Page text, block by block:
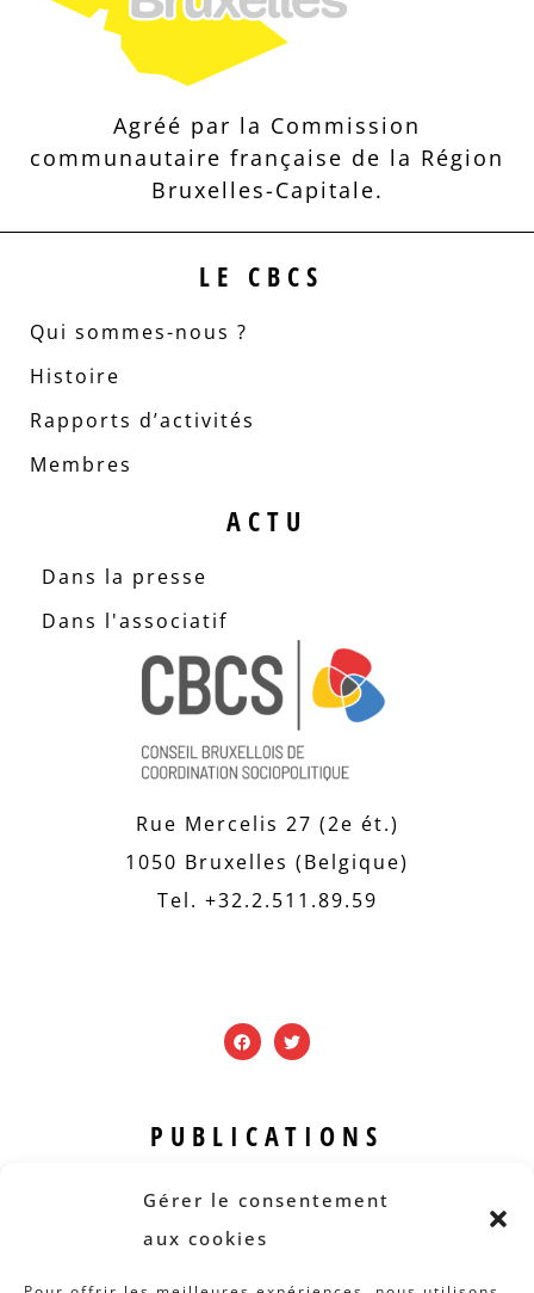
Gérer le consentement
aux cookies
Agréé par la Commission
communautaire française de la Région
Bruxelles-Capitale.
LE CBCS
Qui sommes-nous ?
Histoire
Rapports d’activités
Membres
ACTU
Dans la presse
Dans l'associatif
Rue Mercelis 27 (2e ét.)
1050 Bruxelles (Belgique)
Tel. +32.2.511.89.59
PUBLICATIONS
Revue B.I.S.
Rapports et analyses
Articles